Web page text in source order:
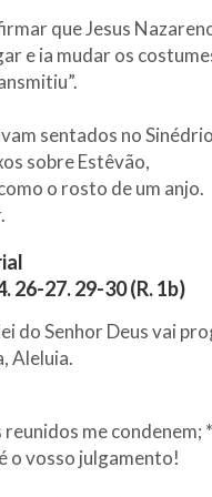
que Jesus
e ia mudar os
sentados no Sinédrio
sobre Estêvão,
o rosto de um anjo.
26-27. 29-30 (R. 1b)
do Senhor Deus vai
Aleluia.
me condenem; *
o vosso julgamento!